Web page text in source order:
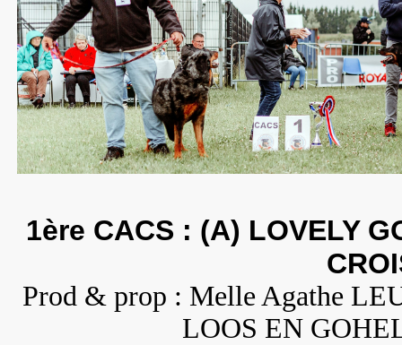
1ère CACS : (A) LOVELY
Prod & prop : Melle Agathe
LOOS EN